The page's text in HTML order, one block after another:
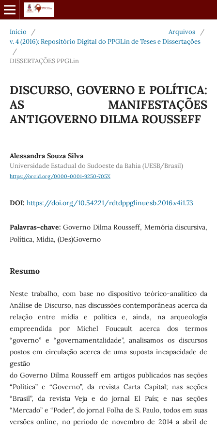
Início / Arquivos
/
v. 4 (2016): Repositório Digital do PPGLin de Teses e Dissertações
/
DISSERTAÇÕES PPGLin
DISCURSO, GOVERNO E POLÍTICA:
AS MANIFESTAÇÕES
ANTIGOVERNO DILMA ROUSSEFF
Alessandra Souza Silva
Universidade Estadual do Sudoeste da Bahia (UESB/Brasil)
https://orcid.org/0000-0001-9250-705X
DOI: https://doi.org/10.54221/rdtdppglinuesb.2016.v4i1.73
Palavras-chave:Governo Dilma Rousseff, Memória discursiva,
Política, Mídia, (Des)Governo
Resumo
Neste trabalho, com base no dispositivo teórico-analítico da
Análise de Discurso, nas discussões contemporâneas acerca da
relação entre mídia e política e, ainda, na arqueologia
empreendida por Michel Foucault acerca dos termos
“governo” e “governamentalidade”, analisamos os discursos
postos em circulação acerca de uma suposta incapacidade de
gestão
do Governo Dilma Rousseff em artigos publicados nas seções
“Política” e “Governo”, da revista Carta Capital; nas seções
“Brasil”, da revista Veja e do jornal El País; e nas seções
“Mercado” e “Poder”, do jornal Folha de S. Paulo, todos em suas
versões online, no período de novembro de 2014 a abril de